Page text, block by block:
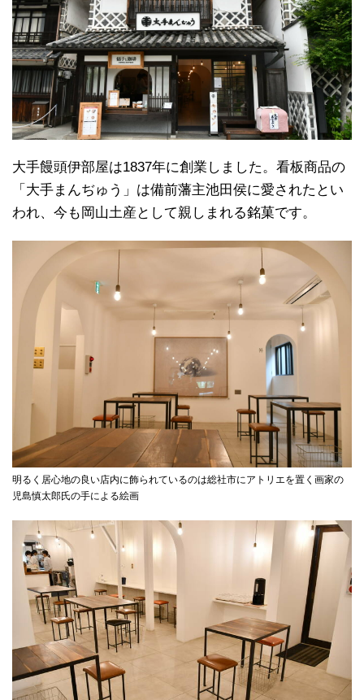
大手饅頭伊部屋は1837年に創業しました。看板商品の
「大手まんぢゅう」は備前藩主池田侯に愛されたとい
われ、今も岡山土産として親しまれる銘菓です。
明るく居心地の良い店内に飾られているのは総社市にアトリエを置く画家の
児島慎太郎氏の手による絵画